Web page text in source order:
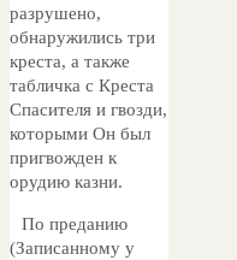
разрушено,
обнаружились три
креста, а также
табличка с Креста
Спасителя и гвозди,
которыми Он был
пригвожден к
орудию казни.
По преданию
(Записанному у